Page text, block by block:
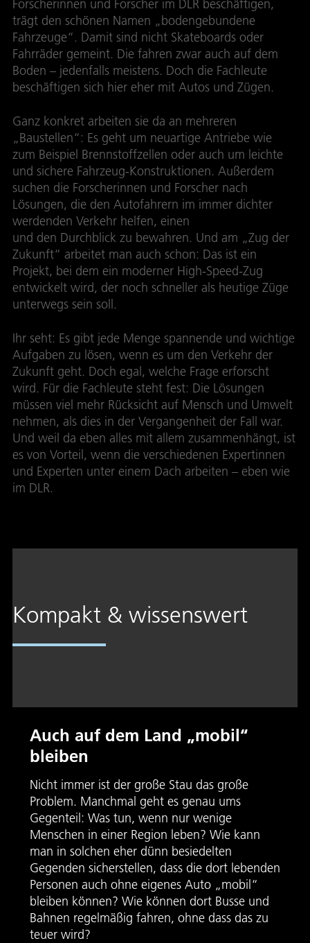
Forscherinnen und Forscher im DLR beschäftigen,
trägt den schönen Namen „bodengebundene
Fahrzeuge“. Damit sind nicht Skateboards oder
Fahrräder gemeint. Die fahren zwar auch auf dem
Boden – jedenfalls meistens. Doch die Fachleute
beschäftigen sich hier eher mit Autos und Zügen.
Ganz konkret arbeiten sie da an mehreren
„Baustellen“: Es geht um neuartige Antriebe wie
zum Beispiel Brennstoffzellen oder auch um leichte
und sichere Fahrzeug-Konstruktionen. Außerdem
suchen die Forscherinnen und Forscher nach
Lösungen, die den Autofahrern im immer dichter
werdenden Verkehr helfen, einen
und den Durchblick zu bewahren. Und am „Zug der
Zukunft“ arbeitet man auch schon: Das ist ein
Projekt, bei dem ein moderner High-Speed-Zug
entwickelt wird, der noch schneller als heutige Züge
unterwegs sein soll.
Ihr seht: Es gibt jede Menge spannende und wichtige
Aufgaben zu lösen, wenn es um den Verkehr der
Zukunft geht. Doch egal, welche Frage erforscht
wird. Für die Fachleute steht fest: Die Lösungen
müssen viel mehr Rücksicht auf Mensch und Umwelt
nehmen, als dies in der Vergangenheit der Fall war.
Und weil da eben alles mit allem zusammenhängt, ist
es von Vorteil, wenn die verschiedenen Expertinnen
und Experten unter einem Dach arbeiten – eben wie
im DLR.
Kompakt & wissenswert
Auch auf dem Land „mobil“
bleiben
Nicht immer ist der große Stau das große
Problem. Manchmal geht es genau ums
Gegenteil: Was tun, wenn nur wenige
Menschen in einer Region leben? Wie kann
man in solchen eher dünn besiedelten
Gegenden sicherstellen, dass die dort lebenden
Personen auch ohne eigenes Auto „mobil“
bleiben können? Wie können dort Busse und
Bahnen regelmäßig fahren, ohne dass das zu
teuer wird?